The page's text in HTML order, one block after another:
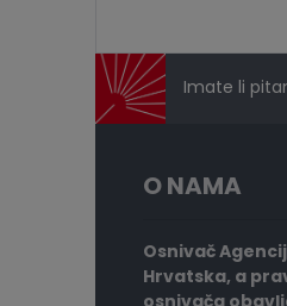
Imate li
O NAMA
Osnivač
Hrvatska, a
osnivača